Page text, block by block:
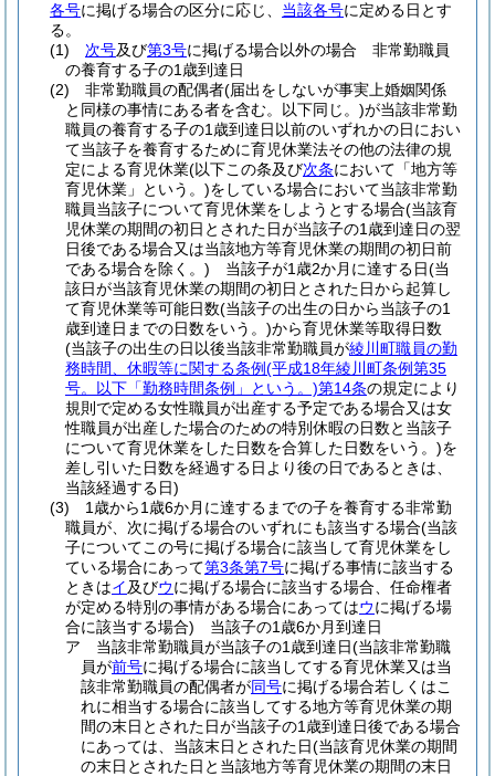
各号に掲げる場合の区分に応じ、 当該各号に定める日とす
る。
(1)
次号及び第3号に掲げる場合以外の場合 非常勤職員
の養育する子の1歳到達日
(2)
非常勤職員の配偶者(届出をしないが事実上婚姻関係
と同様の事情にある者を含む。以下同じ。)が当該非常勤
職員の養育する子の1歳到達日以前のいずれかの日におい
て当該子を養育するために育児休業法その他の法律の規
定による育児休業(以下この条及び次条において「地方等
育児休業」という。)をしている場合において当該非常勤
職員当該子について育児休業をしようとする場合(当該育
児休業の期間の初日とされた日が当該子の1歳到達日の翌
日後である場合又は当該地方等育児休業の期間の初日前
である場合を除く。) 当該子が1歳2か月に達する日(当
該日が当該育児休業の期間の初日とされた日から起算し
て育児休業等可能日数(当該子の出生の日から当該子の1
歳到達日までの日数をいう。)から育児休業等取得日数
(当該子の出生の日以後当該非常勤職員が綾川町職員の勤
務時間、休暇等に関する条例(平成18年綾川町条例第35
号。以下「勤務時間条例」という。)第14条の規定により
規則で定める女性職員が出産する予定である場合又は女
性職員が出産した場合のための特別休暇の日数と当該子
について育児休業をした日数を合算した日数をいう。)を
差し引いた日数を経過する日より後の日であるときは、
当該経過する日)
(3)
1歳から1歳6か月に達するまでの子を養育する非常勤
職員が、次に掲げる場合のいずれにも該当する場合(当該
子についてこの号に掲げる場合に該当して育児休業をし
ている場合にあって第3条第7号に掲げる事情に該当する
ときはイ及びウに掲げる場合に該当する場合、任命権者
が定める特別の事情がある場合にあってはウに掲げる場
合に該当する場合) 当該子の1歳6か月到達日
ア
当該非常勤職員が当該子の1歳到達日(当該非常勤職
員が前号に掲げる場合に該当してする育児休業又は当
該非常勤職員の配偶者が同号に掲げる場合若しくはこ
れに相当する場合に該当してする地方等育児休業の期
間の末日とされた日が当該子の1歳到達日後である場合
にあっては、当該末日とされた日(当該育児休業の期間
の末日とされた日と当該地方等育児休業の期間の末日